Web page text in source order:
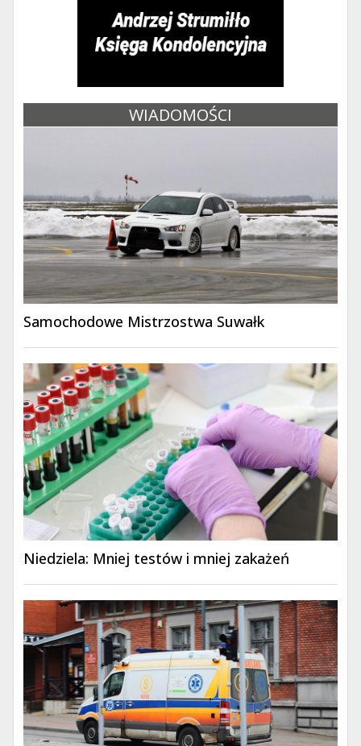
WIADOMOŚCI
Samochodowe Mistrzostwa Suwałk
Niedziela: Mniej testów i mniej zakażeń